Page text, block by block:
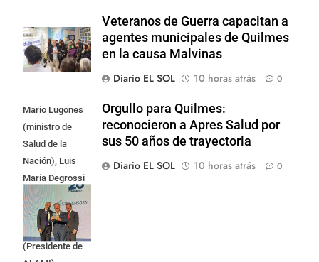
Veteranos de Guerra capacitan a
agentes municipales de Quilmes
en la causa Malvinas
Diario EL SOL
10 horas atrás 0
Mario Lugones
(ministro de
Salud de la
Nación), Luis
Maria Degrossi
(Presidente de
Apres Salud) y
Cristian Mazza
(Presidente de
Orgullo para Quilmes:
reconocieron a Apres Salud por
sus 50 años de trayectoria
Diario EL SOL
10 horas atrás 0